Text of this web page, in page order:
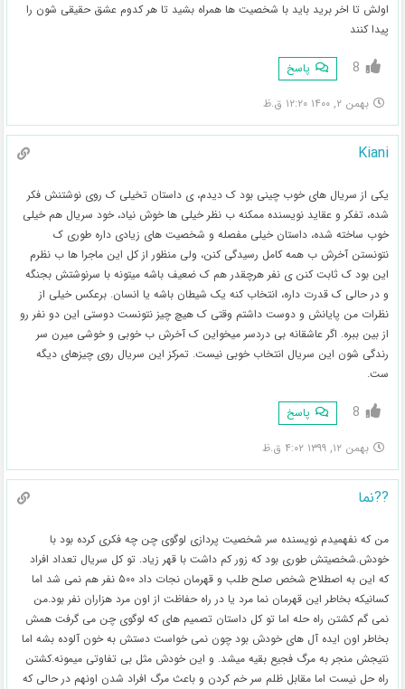
اولش تا اخر برید باید با شخصیت ها همراه بشید تا هر کدوم عشق حقیقی شون را
پیدا کنند
8 پاسخ
بهمن ۲, ۱۴۰۰ ۱۲:۲۰ ق.ظ
Kiani
یکی از سریال های خوب چینی بود ک دیدم، ی داستان تخیلی ک روی نوشتنش فکر
شده، تفکر و عقاید نویسنده ممکنه ب نظر خیلی ها خوش نیاد، خود سریال هم خیلی
خوب ساخته شده، داستان خیلی مفصله و شخصیت های زیادی داره طوری ک
نتونستن آخرش ب همه کامل رسیدگی کنن، ولی منظور از کل این ماجرا ها ب نظرم
این بود ک ثابت کنن ی نفر هرچقدر هم ک ضعیف باشه میتونه با سرنوشتش بجنگه
و در حالی ک قدرت داره، انتخاب کنه یک شیطان باشه یا انسان‌. برعکس خیلی از
نظرات من پایانش و دوست داشتم وقتی ک هیچ چیز نتونست دوستی این دو نفر رو
از بین ببره. اگر عاشقانه بی دردسر میخواین ک آخرش ب خوبی و خوشی میرن سر
رندگی شون این سریال انتخاب خوبی نیست. تمرکز این سریال روی چیزهای دیگه
ست.
8 پاسخ
بهمن ۱۲, ۱۳۹۹ ۴:۰۲ ق.ظ
??نما
من که نفهمیدم نویسنده سر شخصیت پردازی لوگوی چن چه فکری کرده بود با
خودش.شخصیتش طوری بود که زور کم داشت با قهر زیاد. تو کل سریال تعداد افراد
که این به اصطلاح شخص صلح طلب و قهرمان نجات داد ۵۰۰ نفر هم نمی شد اما
کسانیکه بخاطر این قهرمان نما مرد یا در راه حفاظت از اون مرد هزاران نفر بود.من
نمی گم کشتن راه حله اما تو کل داستان تصمیم های که لوگوی چن می گرفت همش
بخاطر اون ایده آل های خودش بود چون نمی خواست دستش به خون آلوده بشه اما
نتیجش منجر به مرگ فجیع بقیه میشد. و این خودش مثل بی تفاوتی میمونه.کشتن
راه حل نیست اما مقابل ظلم سر خم کردن و باعث مرگ افراد شدن اونهم در حالی که